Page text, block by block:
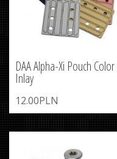
DAA Alpha-Xi Pouch Color
Inlay
12.00PLN